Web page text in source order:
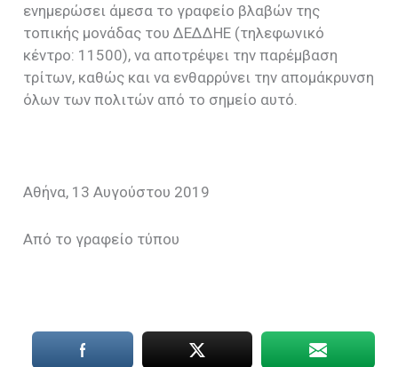
ενημερώσει άμεσα το γραφείο βλαβών της
τοπικής μονάδας του ΔΕΔΔΗΕ (τηλεφωνικό
κέντρο: 11500), να αποτρέψει την παρέμβαση
τρίτων, καθώς και να ενθαρρύνει την απομάκρυνση
όλων των πολιτών από το σημείο αυτό.
Αθήνα, 13 Αυγούστου 2019
Από το γραφείο τύπου